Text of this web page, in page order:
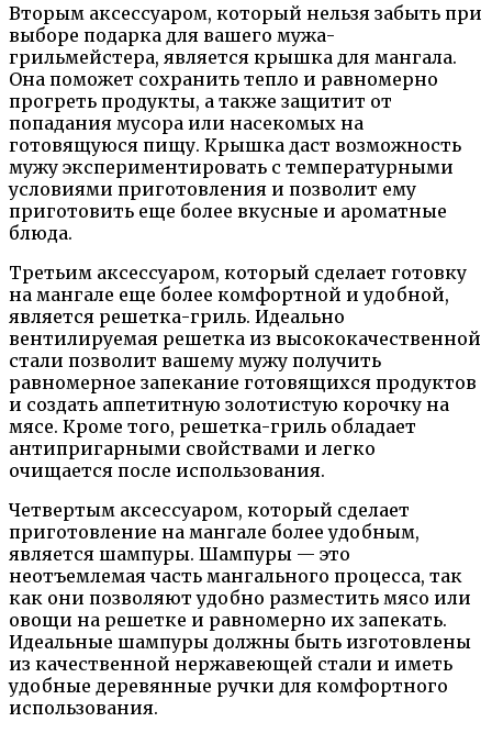
Вторым аксессуаром, который нельзя забыть при
выборе подарка для вашего мужа-
грильмейстера, является крышка для мангала.
Она поможет сохранить тепло и равномерно
прогреть продукты, а также защитит от
попадания мусора или насекомых на
готовящуюся пищу. Крышка даст возможность
мужу экспериментировать с температурными
условиями приготовления и позволит ему
приготовить еще более вкусные и ароматные
блюда.
Третьим аксессуаром, который сделает готовку
на мангале еще более комфортной и удобной,
является решетка-гриль. Идеально
вентилируемая решетка из высококачественной
стали позволит вашему мужу получить
равномерное запекание готовящихся продуктов
и создать аппетитную золотистую корочку на
мясе. Кроме того, решетка-гриль обладает
антипригарными свойствами и легко
очищается после использования.
Четвертым аксессуаром, который сделает
приготовление на мангале более удобным,
является шампуры. Шампуры — это
неотъемлемая часть мангального процесса, так
как они позволяют удобно разместить мясо или
овощи на решетке и равномерно их запекать.
Идеальные шампуры должны быть изготовлены
из качественной нержавеющей стали и иметь
удобные деревянные ручки для комфортного
использования.